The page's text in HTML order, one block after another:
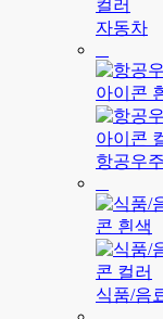
자동차
항공우
식품/음